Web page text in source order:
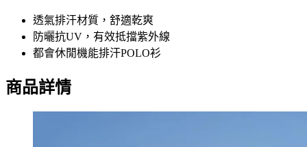
透氣排汗材質，舒適乾爽
防曬抗UV，有效抵擋紫外線
都會休閒機能排汗POLO衫
商品詳情